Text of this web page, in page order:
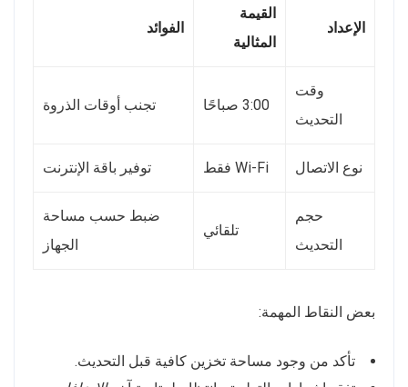
الإعداد
القيمة
المثالية
الفوائد
وقت
التحديث
3:00 صباحًا تجنب أوقات الذروة
نوع الاتصال Wi-Fi فقط توفير باقة الإنترنت
حجم
التحديث
تلقائي
ضبط حسب مساحة
الجهاز
بعض النقاط المهمة:
تأكد من وجود مساحة تخزين كافية قبل التحديث.